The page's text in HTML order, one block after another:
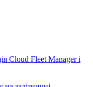
Cloud Fleet Manager і